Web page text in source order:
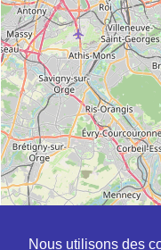
Nous utilisons des